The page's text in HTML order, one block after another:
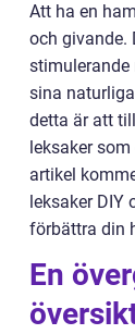
Att ha en
och givande.
sina
detta är att
leksaker
artikel
leksaker DIY
förbättra din
En